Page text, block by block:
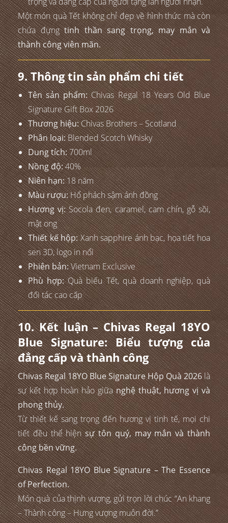
Một món quà Tết không chỉ đẹp về hình thức mà còn
chứa đựngtinh thần sang trọng, may mắn và
thành công viên mãn.
9. Thông tin sản phẩm chi tiết
Tên sản phẩm:Chivas Regal 18 Years Old Blue
Signature Gift Box 2026
Thương hiệu:Chivas Brothers – Scotland
Phân loại:Blended Scotch Whisky
Dung tích:700ml
Nồng độ:40%
Niên hạn:18 năm
Màu rượu:Hổ phách sậm ánh đồng
Hương vị:Socola đen, caramel, cam chín, gỗ sồi,
mật ong
Thiết kế hộp:Xanh sapphire ánh bạc, họa tiết hoa
sen 3D, logo in nổi
Phiên bản:Vietnam Exclusive
Phù hợp:Quà biếu Tết, quà doanh nghiệp, quà
đối tác cao cấp
10. Kết luận – Chivas Regal 18YO
Blue Signature: Biểu tượng của
đẳng cấp và thành công
Chivas Regal 18YO Blue Signature Hộp Quà 2026là
sự kết hợp hoàn hảo giữanghệ thuật, hương vị và
phong thủy.
Từ thiết kế sang trọng đến hương vị tinh tế, mọi chi
tiết đều thể hiệnsự tôn quý, may mắn và thành
công bền vững.
Chivas Regal 18YO Blue Signature – The Essence
of Perfection.
Món quà của thịnh vượng, gửi trọn lời chúc “An khang
– Thành công – Hưng vượng muôn đời.”